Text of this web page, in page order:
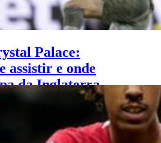
Palace:
assistir e onde
da Inglaterra